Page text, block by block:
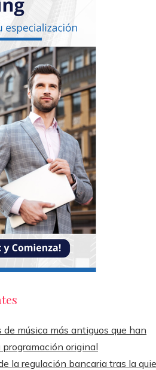
música más antiguos que han
original
la regulación bancaria tras la